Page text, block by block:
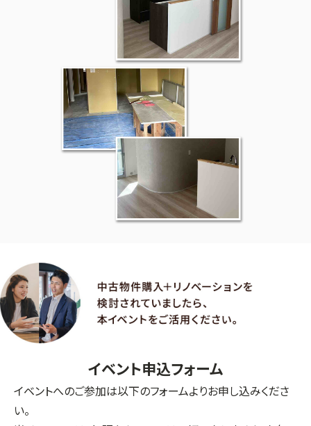
イベント申込フォーム
イベントへのご参加は以下のフォームよりお申し込みくださ
い。